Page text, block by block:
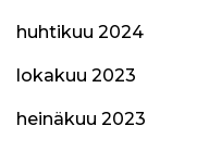
huhtikuu 2024
lokakuu 2023
heinäkuu 2023